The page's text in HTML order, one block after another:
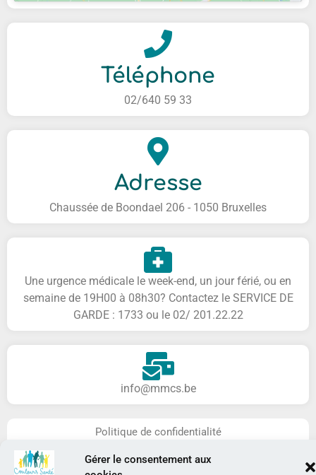
Gérer le consentement aux
Téléphone
02/640 59 33
Adresse
Chaussée de Boondael 206 - 1050 Bruxelles
Une urgence médicale le week-end, un jour férié, ou en
semaine de 19H00 à 08h30? Contactez le SERVICE DE
GARDE : 1733 ou le 02/ 201.22.22
info@mmcs.be
Politique de confidentialité